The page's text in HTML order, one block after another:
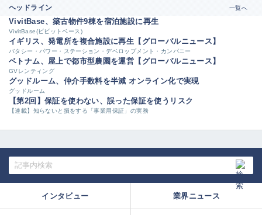
ヘッドライン 一覧へ
VivitBase、築古物件9棟を宿泊施設に再生
VivitBase(ビビットベース)
イギリス、発電所を複合施設に再生【グローバルニュース】
バタシー・パワー・ステーション・デベロップメント・カンパニー
ベトナム、屋上で都市型農園を運営【グローバルニュース】
GVレンティング
グッドルーム、仲介手数料を半減 オンライン化で実現
グッドルーム
【第2回】保証を使わない、誤った保証を使うリスク
【連載】知らないと損をする「事業用保証」の実務
インタビュー 業界ニュース